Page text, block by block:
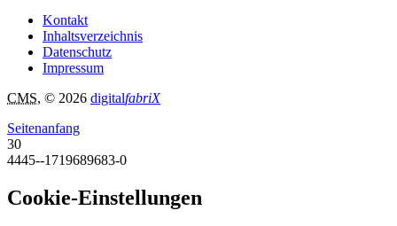
Kontakt
Inhaltsverzeichnis
Datenschutz
Impressum
CMS, © 2026 digitalfabriX
Seitenanfang
30
4445--1719689683-0
Cookie-Einstellungen